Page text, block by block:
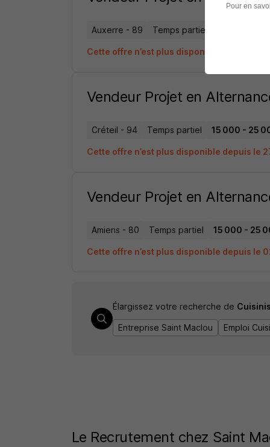
Auxerre - 89 Temps partiel
Cette offre n’est plus disponible depuis le
Vendeur Projet en
Créteil - 94 Temps partiel 15 000 - 25
Cette offre n’est plus disponible depuis le
Vendeur Projet en
Amiens - 80 Temps partiel 15 000 - 25
Cette offre n’est plus disponible depuis le
Élargissez votre recherche de
Entreprise Saint Maclou Emploi
Le Recrutement chez Saint
Pour en